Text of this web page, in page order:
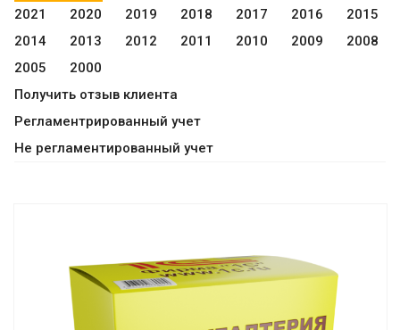
2021
2020 2019 2018 2017 2016
2015
2014
2013 2012 2011 2010 2009
2008
2005
2000
Получить отзыв клиента
Регламентрированный учет
Не регламентированный учет